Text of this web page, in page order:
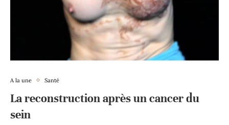
A la une Santé
La reconstruction après un cancer du
sein